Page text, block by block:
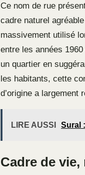
Ce nom de rue
cadre naturel
massivement utilisé
entre les années
un quartier en
les habitants, cette
d’origine a largement
LIRE AUSSI Sural
Cadre de